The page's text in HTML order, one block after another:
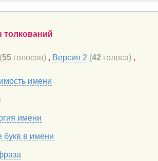
толкований
(55 голосов) , Версия 2 (42 голоса) ,
имени
имени
букв в имени